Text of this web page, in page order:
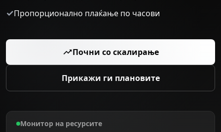
✓Пропорционално плаќање по часови
Почни со скалирање
Прикажи ги плановите
Монитор на ресурсите